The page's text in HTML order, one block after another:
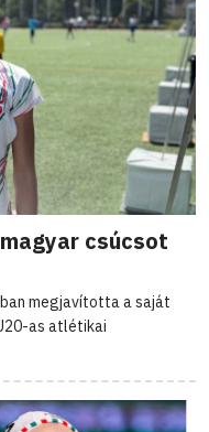
csúcsot
megjavította a saját
as atlétikai